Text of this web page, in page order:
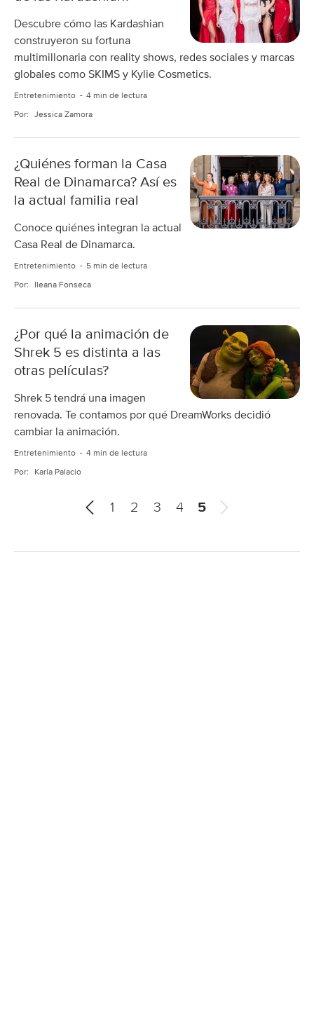
Descubre cómo las Kardashian
construyeron su fortuna
multimillonaria con reality shows, redes sociales y marcas
globales como SKIMS y Kylie Cosmetics.
Entretenimiento 4 min de lectura
Por: Jessica Zamora
¿Quiénes forman la Casa
Real de Dinamarca? Así es
la actual familia real
Conoce quiénes integran la actual
Casa Real de Dinamarca.
Entretenimiento 5 min de lectura
Por: Ileana Fonseca
¿Por qué la animación de
Shrek 5 es distinta a las
otras películas?
Shrek 5 tendrá una imagen
renovada. Te contamos por qué DreamWorks decidió
cambiar la animación.
Entretenimiento 4 min de lectura
Por: Karla Palacio
e
1 2 3 4 5
u